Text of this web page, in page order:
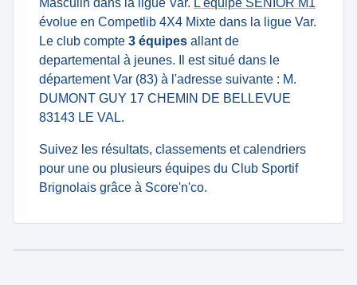
Masculin dans la ligue Var. L'équipe SENIOR M1
évolue en Competlib 4X4 Mixte dans la ligue Var.
Le club compte 3 équipes allant de
departemental à jeunes. Il est situé dans le
département Var (83) à l'adresse suivante : M.
DUMONT GUY 17 CHEMIN DE BELLEVUE
83143 LE VAL.
Suivez les résultats, classements et calendriers
pour une ou plusieurs équipes du Club Sportif
Brignolais grâce à Score'n'co.